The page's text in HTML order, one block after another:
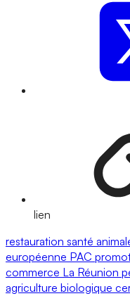
lien
restauration santé
européenne PAC
commerce La Réunion
agriculture biologique